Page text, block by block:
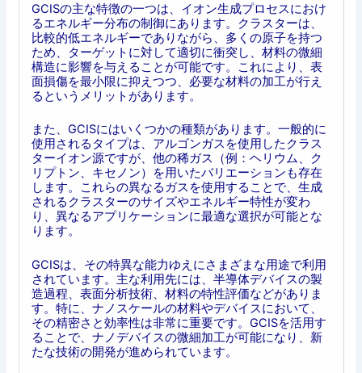
GCISの主な特徴の一つは、イオン生成プロセスにおけ
るエネルギー分布の制御にあります。クラスターは、
比較的低エネルギーでありながら、多くの原子を持つ
ため、ターゲットに対して適切に衝突し、材料の微細
構造に影響を与えることが可能です。これにより、表
面損傷を最小限に抑えつつ、必要な材料の加工が行え
るというメリットがあります。
また、GCISにはいくつかの種類があります。一般的に
使用されるタイプは、アルゴンガスを使用したクラス
ターイオン源ですが、他の稀ガス（例：ヘリウム、ク
リプトン、キセノン）を用いたバリエーションも存在
します。これらの異なるガスを使用することで、生成
されるクラスターのサイズやエネルギー特性が変わ
り、異なるアプリケーションに最適な選択が可能とな
ります。
GCISは、その特異な能力ゆえにさまざまな用途で利用
されています。主な利用先には、半導体デバイスの製
造過程、表面分析技術、材料の特性評価などがありま
す。特に、ナノスケールの材料やデバイスにおいて、
その精密さと効率性は非常に重要です。GCISを活用す
ることで、ナノデバイスの微細加工が可能になり、新
たな技術の開発が進められています。